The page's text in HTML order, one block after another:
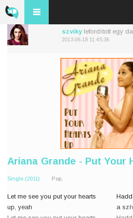
szvikylefordított egy
2013-06-18 11:45:36
Ariana Grande - Put Your
Single (2011) Pop,
Let me see you put your hearts
up, yeah
a